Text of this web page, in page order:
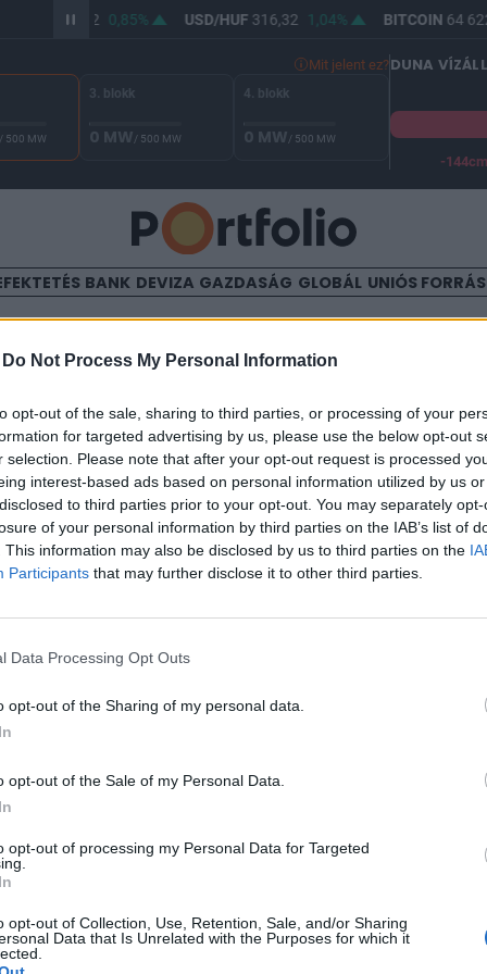
Do Not Process My Personal Information
opt-out of the sale, sharing to third parties, or processing of your
for targeted advertising by us, please use the below opt-out
selection. Please note that after your opt-out request is processed
interest-based ads based on personal information utilized by us
to third parties prior to your opt-out. You may separately
of your personal information by third parties on the IAB’s list of
This information may also be disclosed by us to third parties on the
Participants that may further disclose it to other third parties.
Data Processing Opt Outs
opt-out of the Sharing of my personal data.
opt-out of the Sale of my Personal Data.
opt-out of processing my Personal Data for Targeted
opt-out of Collection, Use, Retention, Sale, and/or Sharing
Data that Is Unrelated with the Purposes for which it
364,82 0,85% USD/HUF 316,32 1,04% BITCOIN64
Mit jelent ez?
/ 500 MW
3. blokk
0 MW/ 500 MW
4. blokk
0 MW/ 500 MW
DUNA
-144cm
BANK DEVIZA GAZDASÁG GLOBÁL UNIÓS
a tőkepiacokon, esnek a részvényárfolyamok, a
gyengülni.
évek nyertesei, mire számíthatunk a részvény-, kötvény-
portfolio.hu hírarchívumához tartozik, melynek olvasása
tartalmazza:
cikkarchívum
elmúlt 2 év napon belüli